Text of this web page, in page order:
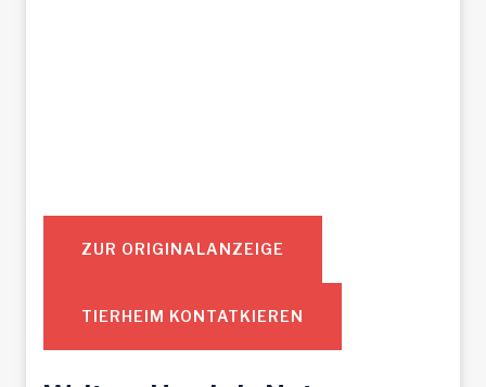
ZUR ORIGINALANZEIGE
TIERHEIM KONTATKIEREN